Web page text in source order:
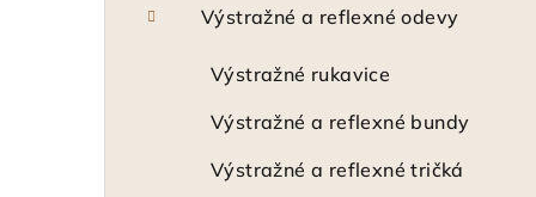
Výstražné a reflexné odevy
Výstražné rukavice
Výstražné a reflexné bundy
Výstražné a reflexné tričká